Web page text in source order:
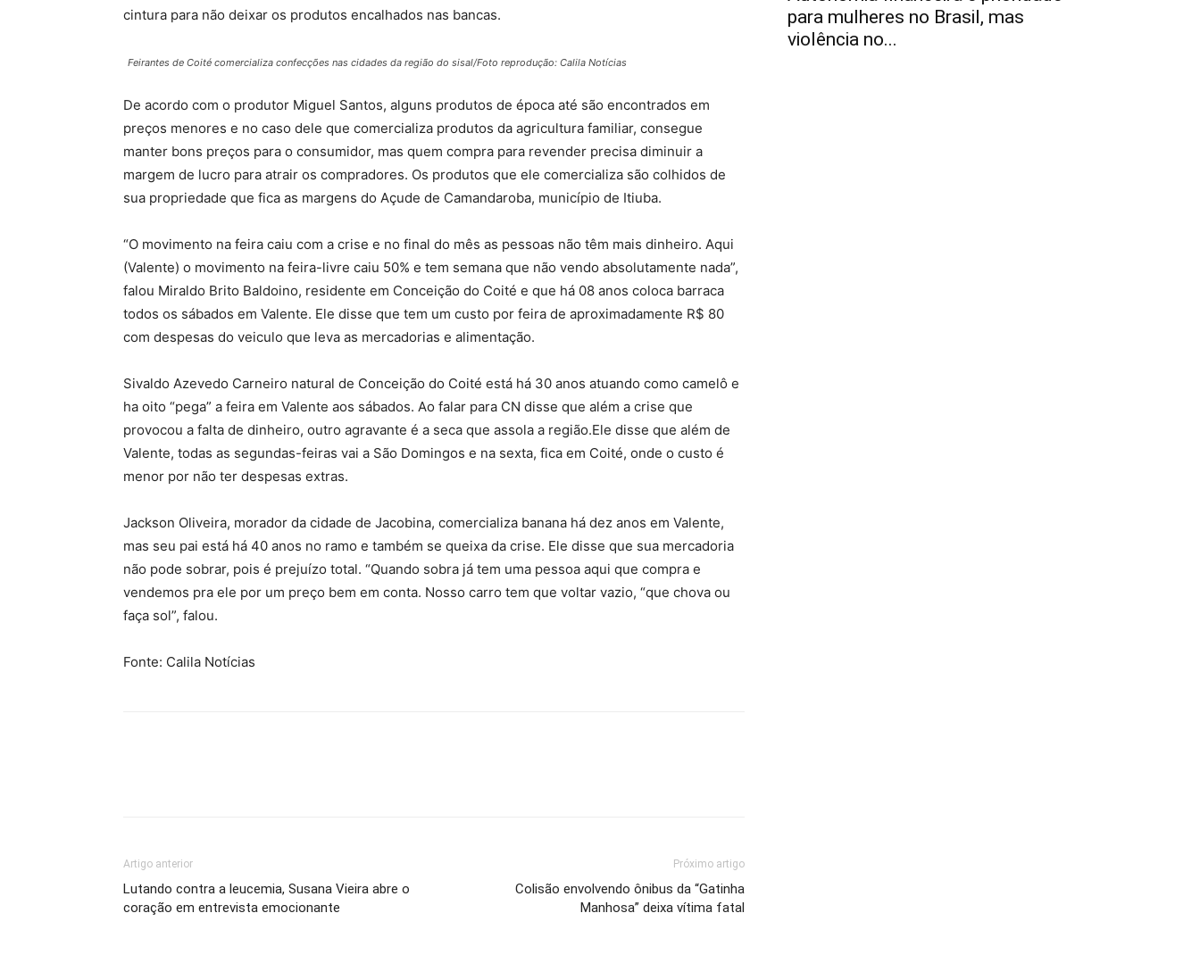
cintura para não deixar os produtos encalhados nas bancas.
Feirantes de Coité comercializa confecções nas cidades da região do sisal/Foto reprodução: Calila Notícias
De acordo com o produtor Miguel Santos, alguns produtos de época até são encontrados em
preços menores e no caso dele que comercializa produtos da agricultura familiar, consegue
manter bons preços para o consumidor, mas quem compra para revender precisa diminuir a
margem de lucro para atrair os compradores. Os produtos que ele comercializa são colhidos de
sua propriedade que fica as margens do Açude de Camandaroba, município de Itiuba.
“O movimento na feira caiu com a crise e no final do mês as pessoas não têm mais dinheiro. Aqui
(Valente) o movimento na feira-livre caiu 50% e tem semana que não vendo absolutamente nada”,
falou Miraldo Brito Baldoino, residente em Conceição do Coité e que há 08 anos coloca barraca
todos os sábados em Valente. Ele disse que tem um custo por feira de aproximadamente R$ 80
com despesas do veiculo que leva as mercadorias e alimentação.
Sivaldo Azevedo Carneiro natural de Conceição do Coité está há 30 anos atuando como camelô e
ha oito “pega” a feira em Valente aos sábados. Ao falar para CN disse que além a crise que
provocou a falta de dinheiro, outro agravante é a seca que assola a região.Ele disse que além de
Valente, todas as segundas-feiras vai a São Domingos e na sexta, fica em Coité, onde o custo é
menor por não ter despesas extras.
Jackson Oliveira, morador da cidade de Jacobina, comercializa banana há dez anos em Valente,
mas seu pai está há 40 anos no ramo e também se queixa da crise. Ele disse que sua mercadoria
não pode sobrar, pois é prejuízo total. “Quando sobra já tem uma pessoa aqui que compra e
vendemos pra ele por um preço bem em conta. Nosso carro tem que voltar vazio, “que chova ou
faça sol”, falou.
Fonte: Calila Notícias
Artigo anterior
Lutando contra a leucemia, Susana Vieira abre o
coração em entrevista emocionante
Próximo artigo
Colisão envolvendo ônibus da “Gatinha
Manhosa” deixa vítima fatal
para mulheres no Brasil, mas
violência no...